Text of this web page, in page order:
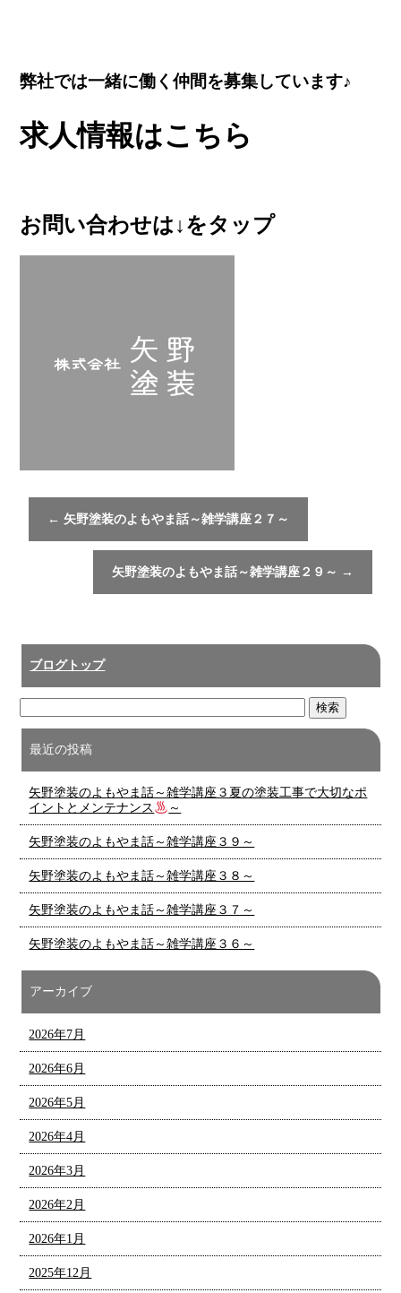
弊社では一緒に働く仲間を募集しています♪
求人情報はこちら
お問い合わせは↓をタップ
← 矢野塗装のよもやま話～雑学講座２７～
矢野塗装のよもやま話～雑学講座２９～ →
ブログトップ
最近の投稿
矢野塗装のよもやま話～雑学講座３夏の塗装工事で大切なポ
イントとメンテナンス
～
矢野塗装のよもやま話～雑学講座３９～
矢野塗装のよもやま話～雑学講座３８～
矢野塗装のよもやま話～雑学講座３７～
矢野塗装のよもやま話～雑学講座３６～
アーカイブ
2026年7月
2026年6月
2026年5月
2026年4月
2026年3月
2026年2月
2026年1月
2025年12月